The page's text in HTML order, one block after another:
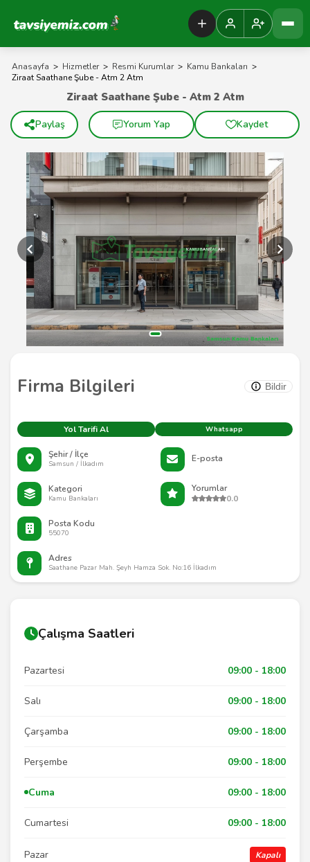
Tavsiyemiz Anasayfa
Anasayfa > Hizmetler > Resmi Kurumlar > Kamu Bankaları >
Ziraat Saathane Şube - Atm 2 Atm
Firma Bilgileri Bildir
Yol Tarifi Al Whatsapp
Şehir / İlçe
Samsun / İlkadım E-posta
Kategori
Kamu Bankaları
Yorumlar
0.0
Posta Kodu
55070
Adres
Saathane Pazar Mah. Şeyh Hamza Sok. No:16 İlkadım
Ziraat Saathane Şube - Atm 2 Atm
Paylaş Yorum Yap Kaydet
Çalışma Saatleri
Pazartesi 09:00 - 18:00
Salı 09:00 - 18:00
Çarşamba 09:00 - 18:00
Perşembe 09:00 - 18:00
Cuma 09:00 - 18:00
Cumartesi 09:00 - 18:00
Pazar Kapalı